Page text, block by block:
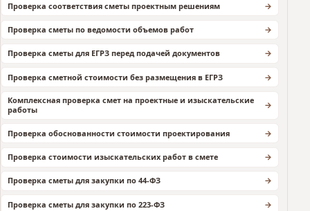
Проверка соответствия сметы проектным решениям
Проверка сметы по ведомости объемов работ
Проверка сметы для ЕГРЗ перед подачей документов
Проверка сметной стоимости без размещения в ЕГРЗ
Комплексная проверка смет на проектные и изыскательские
работы
Проверка обоснованности стоимости проектирования
Проверка стоимости изыскательских работ в смете
Проверка сметы для закупки по 44-ФЗ
Проверка сметы для закупки по 223-ФЗ